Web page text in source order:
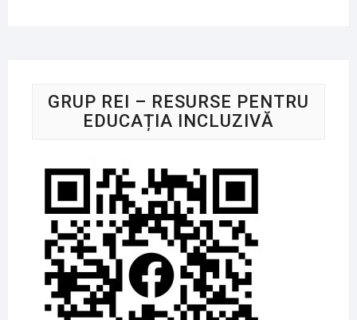
GRUP REI – RESURSE PENTRU
EDUCAȚIA INCLUZIVĂ